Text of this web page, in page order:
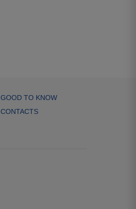
GOOD TO KNOW
CONTACTS